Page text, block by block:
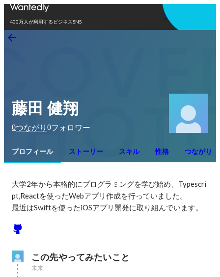
400万人が利用するビジネスSNS
アプリを使う
藤田 健翔
0つながり 0フォロワー
プロフィール ストーリー スキル 性格 つながり
大学2年から本格的にプログラミングを学び始め、Typescri
pt,Reactを使ったWebアプリ作成を行っていました。
最近はSwiftを使ったiOSアプリ開発に取り組んでいます。
この先やってみたいこと
未来